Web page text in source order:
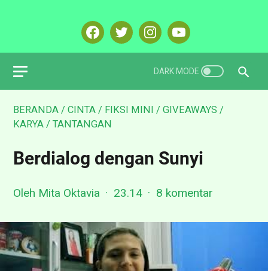
BERANDA / CINTA / FIKSI MINI / GIVEAWAYS /
KARYA / TANTANGAN
Berdialog dengan Sunyi
Oleh Mita Oktavia 23.14 8 komentar